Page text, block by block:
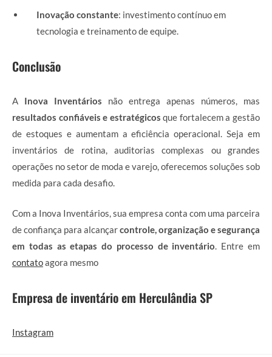
Inovação constante: investimento contínuo em
tecnologia e treinamento de equipe.
Conclusão
A Inova Inventários não entrega apenas números, mas
resultados confiáveis e estratégicos que fortalecem a gestão
de estoques e aumentam a eficiência operacional. Seja em
inventários de rotina, auditorias complexas ou grandes
operações no setor de moda e varejo, oferecemos soluções sob
medida para cada desafio.
Com a Inova Inventários, sua empresa conta com uma parceira
de confiança para alcançarcontrole, organização e segurança
em todas as etapas do processo de inventário . Entre em
contatoagora mesmo
Empresa de inventário em Herculândia SP
Instagram